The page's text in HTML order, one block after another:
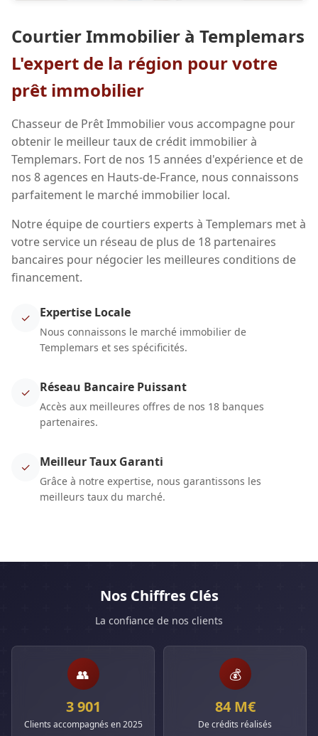
Courtier Immobilier à Templemars
L'expert de la région pour votre
prêt immobilier
Chasseur de Prêt Immobilier vous accompagne pour
obtenir le meilleur taux de crédit immobilier à
Templemars. Fort de nos 15 années d'expérience et de
nos 8 agences en Hauts-de-France, nous connaissons
parfaitement le marché immobilier local.
Notre équipe de courtiers experts à Templemars met à
votre service un réseau de plus de 18 partenaires
bancaires pour négocier les meilleures conditions de
financement.
✓ Expertise Locale
Nous connaissons le marché immobilier de
Templemars et ses spécificités.
✓ Réseau Bancaire Puissant
Accès aux meilleures offres de nos 18 banques
partenaires.
✓ Meilleur Taux Garanti
Grâce à notre expertise, nous garantissons les
meilleurs taux du marché.
Nos Chiffres Clés
La confiance de nos clients
👥
3 901
Clients accompagnés en 2025
💰
84 M€
De crédits réalisés